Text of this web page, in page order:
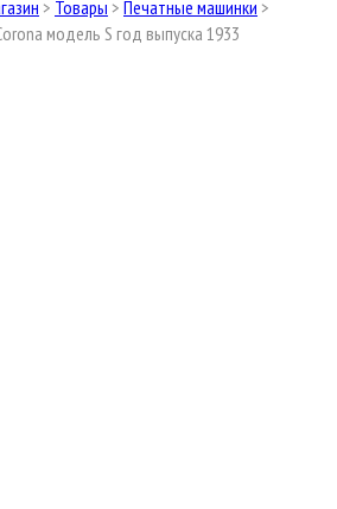
> Товары > Печатные машинки >
модель S год выпуска 1933